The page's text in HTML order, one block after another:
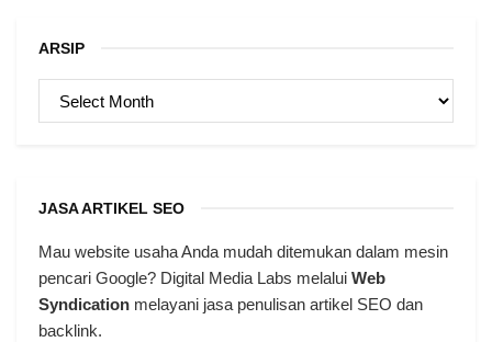
ARSIP
JASA ARTIKEL SEO
Mau website usaha Anda mudah ditemukan dalam mesin
pencari Google? Digital Media Labs melalui Web
Syndication melayani jasa penulisan artikel SEO dan
backlink.